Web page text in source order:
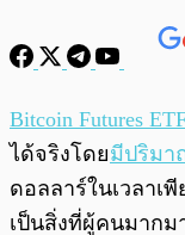
Bitcoin Futures
ได้จริงโดยมีปริมา
ดอลลาร์ในเวลาเ
เป็นสิ่งที่ผู้คนมากม